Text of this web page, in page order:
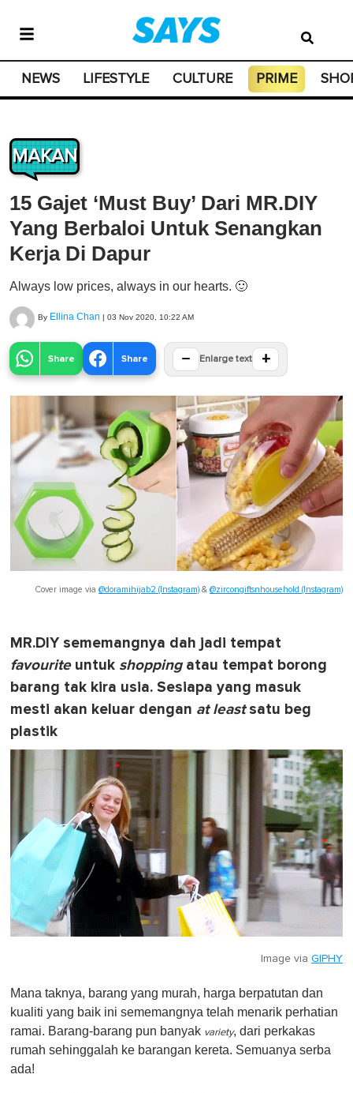
NEWS LIFESTYLE CULTURE PRIME
MAKAN
15 Gajet ‘Must Buy’ Dari MR.DIY
Yang Berbaloi Untuk Senangkan
Kerja Di Dapur
Always low prices, always in our hearts. 🙂
By Ellina Chan | 03 Nov 2020, 10:22 AM
Share Share − Enlarge text +
Cover image via @doramihijab2 (Instagram) & @zircongiftsnhousehold (Instagram)
MR.DIY sememangnya dah jadi tempat
favouriteuntuk shoppingatau tempat borong
barang tak kira usia. Sesiapa yang masuk
mesti akan keluar dengan at leastsatu beg
plastik
Image via GIPHY
Mana taknya, barang yang murah, harga berpatutan dan
kualiti yang baik ini sememangnya telah menarik perhatian
ramai. Barang-barang pun banyak variety, dari perkakas
rumah sehinggalah ke barangan kereta. Semuanya serba
ada!